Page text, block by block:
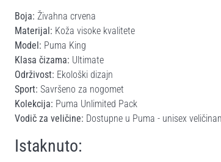
Boja: Živahna crvena
Materijal: Koža visoke kvalitete
Model: Puma King
Klasa čizama: Ultimate
Održivost: Ekološki dizajn
Sport: Savršeno za nogomet
Kolekcija: Puma Unlimited Pack
Vodič za veličine: Dostupne u Puma - unisex
Istaknuto: